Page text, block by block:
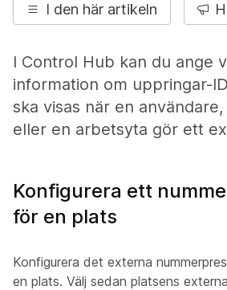
I den här artikeln
I Control Hub kan du ange
information om uppringar-
ska visas när en
eller en arbetsyta gör ett
Konfigurera ett
för en plats
Konfigurera det externa
en plats. Välj sedan platsens